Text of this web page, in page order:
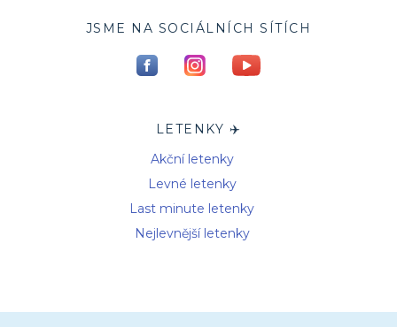
JSME NA SOCIÁLNÍCH SÍTÍCH
LETENKY ✈️
Akční letenky
Levné letenky
Last minute letenky
Nejlevnější letenky